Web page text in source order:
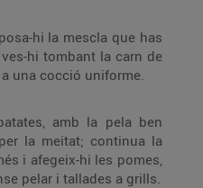
hi la mescla que has
la carn de
una cocció uniforme.
amb la pela ben
la
i afegeix-hi les pomes,
sense pelar i tallades a grills.